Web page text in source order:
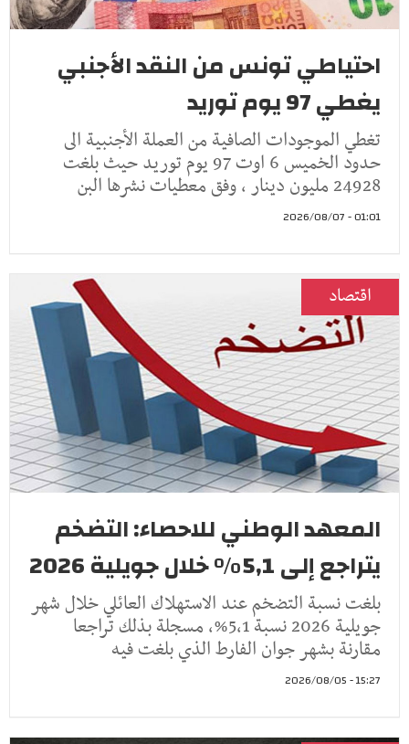
احتياطي تونس من النقد الأجنبي
يغطي 97 يوم توريد
تغطي الموجودات الصافية من العملة الأجنبية الى
حدود الخميس 6 اوت 97 يوم توريد حيث بلغت
24928 مليون دينار ، وفق معطيات نشرها البن
01:01 - 2026/08/07
اقتصاد
المعهد الوطني للاحصاء: التضخم
يتراجع إلى 5,1% خلال جويلية 2026
بلغت نسبة التضخم عند الاستهلاك العائلي خلال شهر
جويلية 2026 نسبة 5,1%، مسجلة بذلك تراجعا
مقارنة بشهر جوان الفارط الذي بلغت فيه
15:27 - 2026/08/05